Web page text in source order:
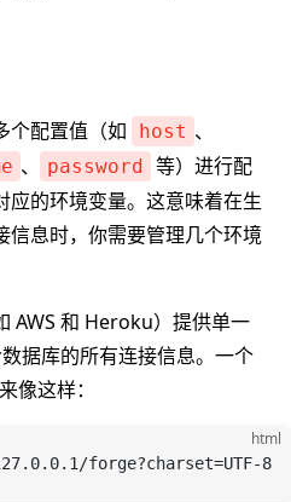
个配置值（如 host 、
、 password 等）进行配
应的环境变量。这意味着在生
信息时，你需要管理几个环境
AWS 和 Heroku）提供单一
据库的所有连接信息。一个
像这样：
html
forge?charset=UTF-8